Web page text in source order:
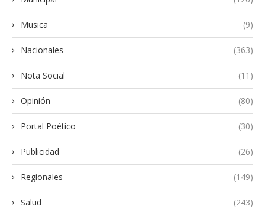
Musica (9)
Nacionales (363)
Nota Social (11)
Opinión (80)
Portal Poético (30)
Publicidad (26)
Regionales (149)
Salud (243)